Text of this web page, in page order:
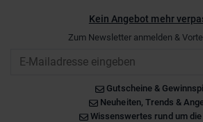
Kein Angebot mehr
Zum Newsletter anmelden &
Gutscheine &
Neuheiten, Trends &
Wissenswertes rund um die